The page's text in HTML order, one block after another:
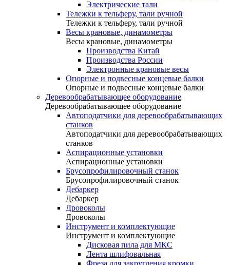
Электрические тали
Тележки к тельферу, тали ручной
Тележки к тельферу, тали ручной
Весы крановые, динамометры
Весы крановые, динамометры
Производства Китай
Производства России
Электронные крановые весы
Опорные и подвесные концевые балки
Опорные и подвесные концевые балки
Деревообрабатывающее оборудование
Деревообрабатывающее оборудование
Автоподатчики для деревообрабатывающих
станков
Автоподатчики для деревообрабатывающих
станков
Аспирационные установки
Аспирационные установки
Брусопрофилировочный станок
Брусопрофилировочный станок
Дебаркер
Дебаркер
Дровоколы
Дровоколы
Инструмент и комплектующие
Инструмент и комплектующие
Дисковая пила для МКС
Лента шлифовальная
Фреза для закругления кромки